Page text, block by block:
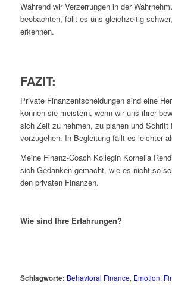
Während wir Verzerrungen in der
beobachten, fällt es uns gleichzeitig
erkennen.
FAZIT:
Private Finanzentscheidungen sind eine
können sie meistern, wenn wir uns ihrer
sich Zeit zu nehmen, zu planen und Schritt
vorzugehen. In Begleitung fällt es leichter
Meine Finanz-Coach Kollegin Kornelia
sich Gedanken gemacht, wie es nicht so
den privaten Finanzen.
Wie sind Ihre Erfahrungen?
Schlagworte: Behavioral Finance, Emotion,